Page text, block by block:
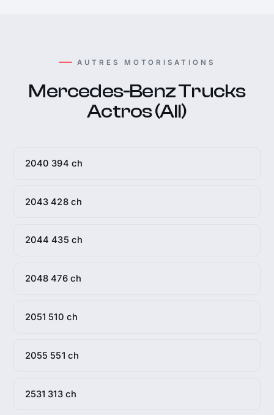
AUTRES MOTORISATIONS
Mercedes-Benz Trucks
Actros (All)
2040 394 ch
2043 428 ch
2044 435 ch
2048 476 ch
2051 510 ch
2055 551 ch
2531 313 ch